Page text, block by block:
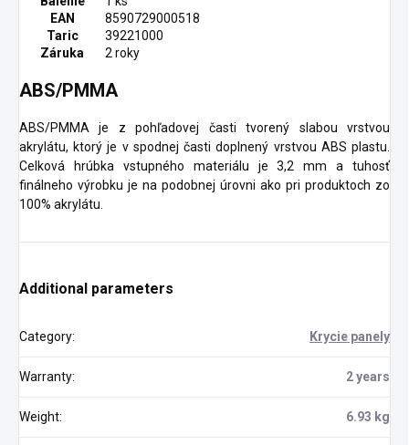
EAN
8590729000518
Taric
39221000
Záruka
2 roky
ABS/PMMA
ABS/PMMA je z pohľadovej časti tvorený slabou vrstvou
akrylátu, ktorý je v spodnej časti doplnený vrstvou ABS plastu.
Celková hrúbka vstupného materiálu je 3,2 mm a tuhosť
finálneho výrobku je na podobnej úrovni ako pri produktoch zo
100% akrylátu.
Additional parameters
Category: Krycie panely
Warranty: 2 years
Weight: 6.93 kg